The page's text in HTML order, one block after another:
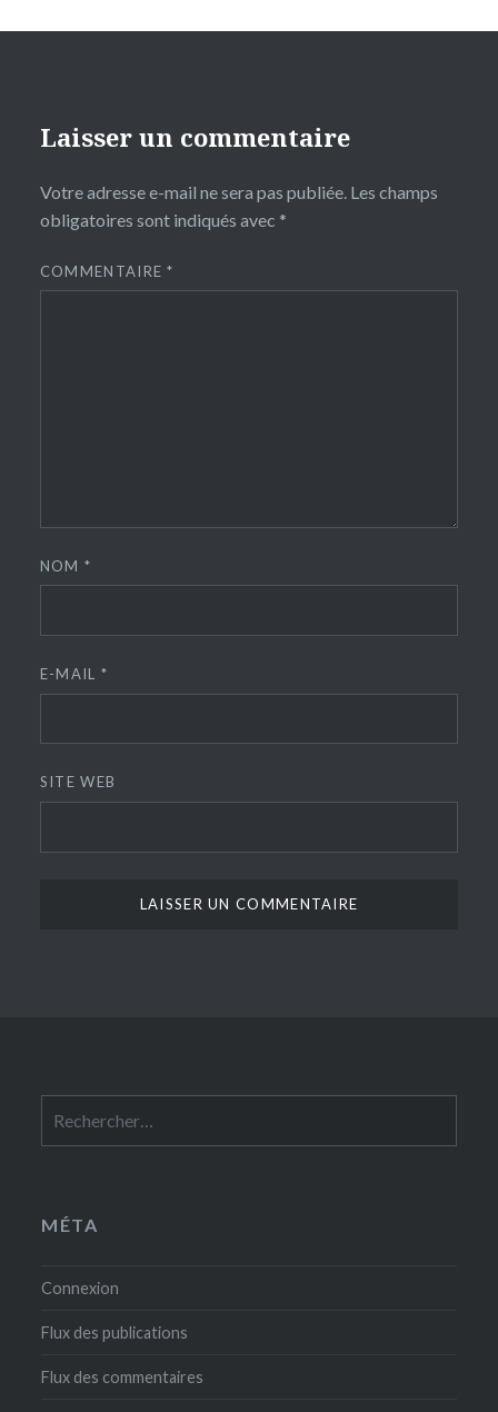
Laisser un commentaire
Votre adresse e-mail ne sera pas publiée. Les champs
obligatoires sont indiqués avec *
COMMENTAIRE*
NOM*
E-MAIL *
SITE WEB
MÉTA
Connexion
Flux des publications
Flux des commentaires